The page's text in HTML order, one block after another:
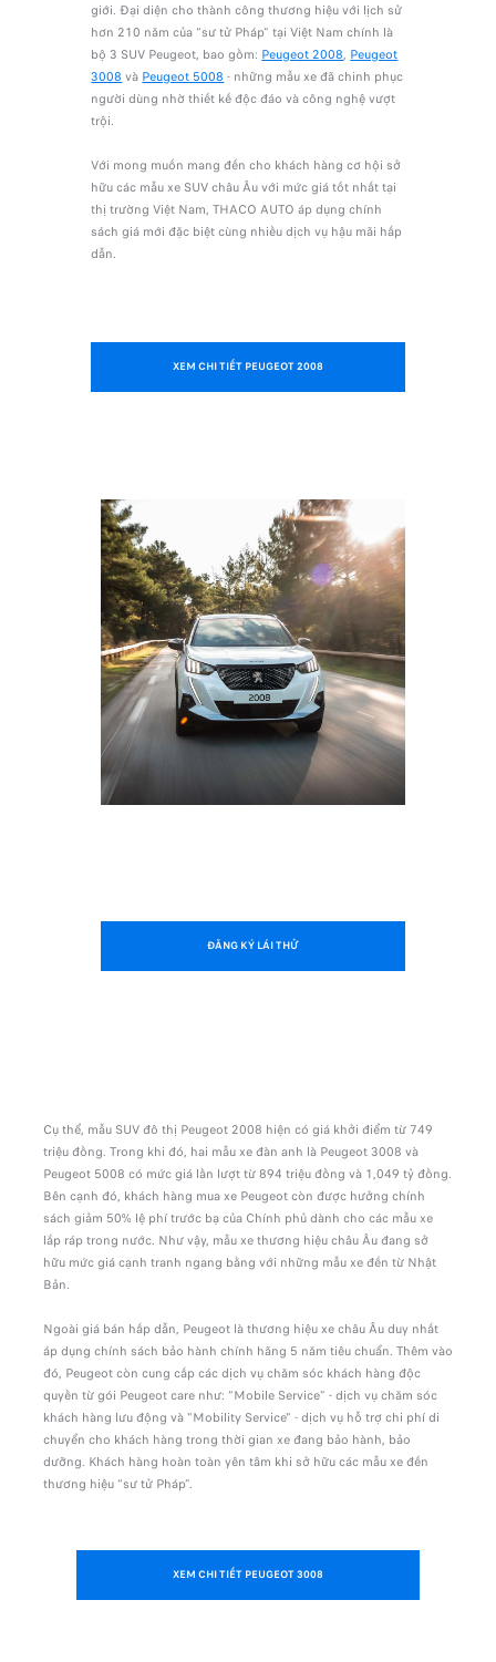
giới. Đại diện cho thành công thương hiệu với lịch sử
hơn 210 năm của “sư tử Pháp” tại Việt Nam chính là
bộ 3 SUV Peugeot, bao gồm: Peugeot 2008, Peugeot
3008 và Peugeot 5008 - những mẫu xe đã chinh phục
người dùng nhờ thiết kế độc đáo và công nghệ vượt
trội.
Với mong muốn mang đến cho khách hàng cơ hội sở
hữu các mẫu xe SUV châu Âu với mức giá tốt nhất tại
thị trường Việt Nam, THACO AUTO áp dụng chính
sách giá mới đặc biệt cùng nhiều dịch vụ hậu mãi hấp
dẫn.
XEM CHI TIẾT PEUGEOT 2008
ĐĂNG KÝ LÁI THỬ
Cụ thể, mẫu SUV đô thị Peugeot 2008 hiện có giá khởi điểm từ 749
triệu đồng. Trong khi đó, hai mẫu xe đàn anh là Peugeot 3008 và
Peugeot 5008 có mức giá lần lượt từ 894 triệu đồng và 1,049 tỷ đồng.
Bên cạnh đó, khách hàng mua xe Peugeot còn được hưởng chính
sách giảm 50% lệ phí trước bạ của Chính phủ dành cho các mẫu xe
lắp ráp trong nước. Như vậy, mẫu xe thương hiệu châu Âu đang sở
hữu mức giá cạnh tranh ngang bằng với những mẫu xe đến từ Nhật
Bản.
Ngoài giá bán hấp dẫn, Peugeot là thương hiệu xe châu Âu duy nhất
áp dụng chính sách bảo hành chính hãng 5 năm tiêu chuẩn. Thêm vào
đó, Peugeot còn cung cấp các dịch vụ chăm sóc khách hàng độc
quyền từ gói Peugeot care như: “Mobile Service” - dịch vụ chăm sóc
khách hàng lưu động và "Mobility Service" - dịch vụ hỗ trợ chi phí di
chuyển cho khách hàng trong thời gian xe đang bảo hành, bảo
dưỡng. Khách hàng hoàn toàn yên tâm khi sở hữu các mẫu xe đến
thương hiệu “sư tử Pháp”.
XEM CHI TIẾT PEUGEOT 3008